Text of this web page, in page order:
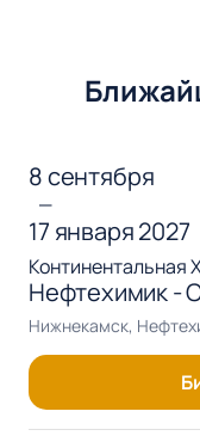
8 сентября
—
17 января 2027
Континентальная
Нефтехимик -
Нижнекамск,